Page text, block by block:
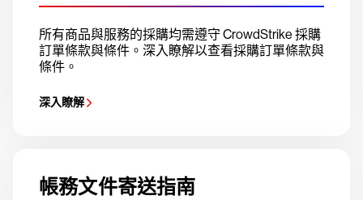
所有商品與服務的採購均需遵守 CrowdStrike 採購
訂單條款與條件。深入瞭解以查看採購訂單條款與
條件。
深入瞭解
帳務文件寄送指南